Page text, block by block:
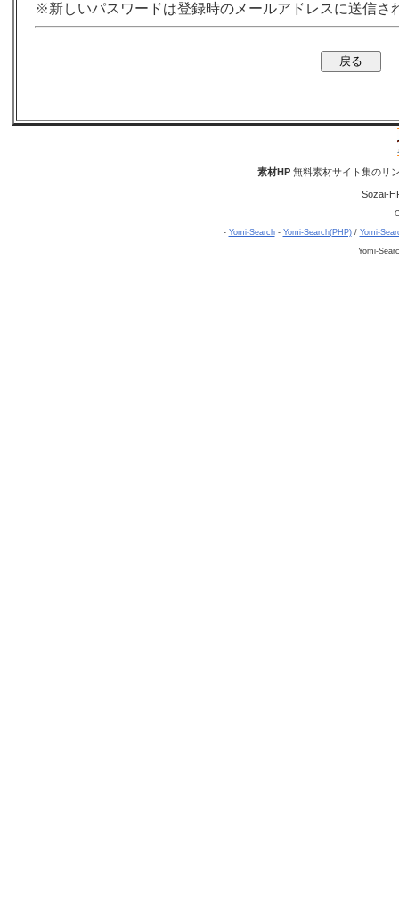
※新しいパスワードは登録時のメールアドレスに送信さ
素材HP無料素材サイト集のリ
Sozai-
- Yomi-Search- Yomi-Search(PHP)/ Yomi-
Yomi-